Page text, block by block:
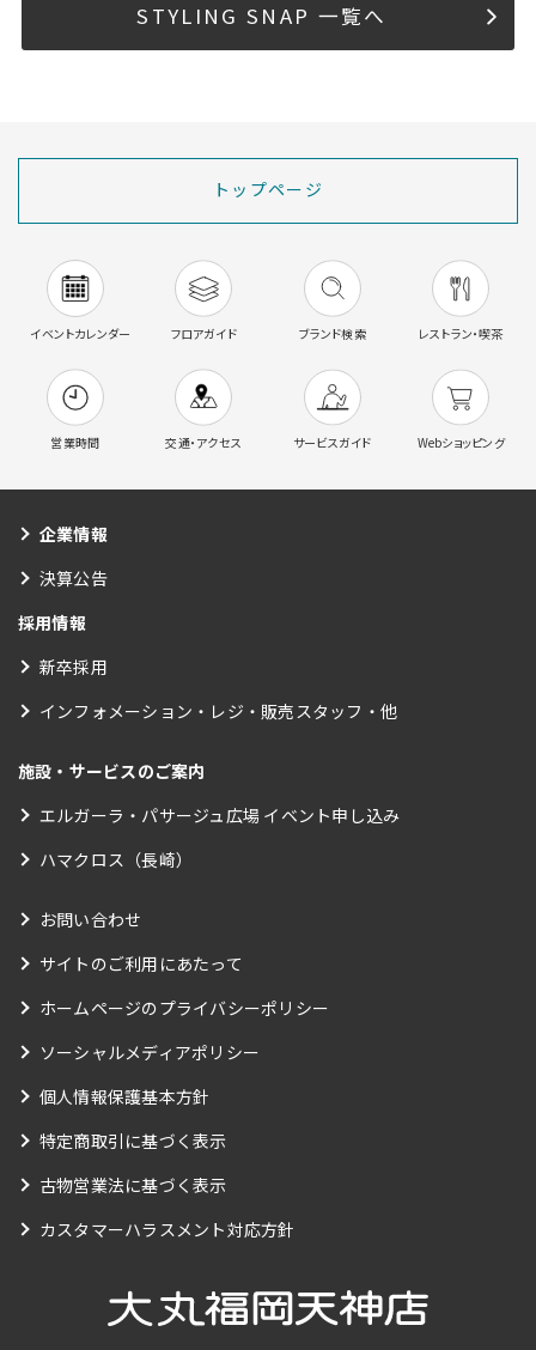
STYLING SNAP 一覧へ
トップページ
イベントカレンダー フロアガイド ブランド検索 レストラン・喫茶
営業時間 交通・アクセス サービスガイド Webショッピング
企業情報
決算公告
採用情報
新卒採用
インフォメーション・レジ・販売スタッフ・他
施設・サービスのご案内
エルガーラ・パサージュ広場 イベント申し込み
ハマクロス（長崎）
お問い合わせ
サイトのご利用にあたって
ホームページのプライバシーポリシー
ソーシャルメディアポリシー
個人情報保護基本方針
特定商取引に基づく表示
古物営業法に基づく表示
カスタマーハラスメント対応方針